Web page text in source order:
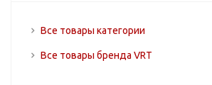
Все товары категории
Все товары бренда VRT